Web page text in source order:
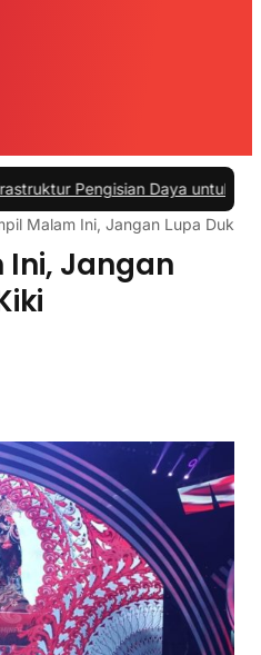
Daya untuk Mobil Listrik
Malam Ini, Jangan Lupa
Jangan